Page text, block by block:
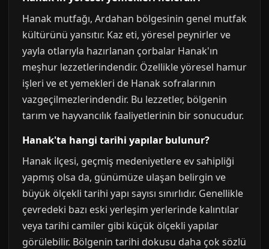
Hanak mutfağı, Ardahan bölgesinin genel mutfak
kültürünü yansıtır. Kaz eti, yöresel peynirler ve
yayla otlarıyla hazırlanan çorbalar Hanak'ın
meşhur lezzetlerindendir. Özellikle yöresel hamur
işleri ve et yemekleri de Hanak sofralarının
vazgeçilmezlerindendir. Bu lezzetler, bölgenin
tarım ve hayvancılık faaliyetlerinin bir sonucudur.
Hanak'ta hangi tarihi yapılar bulunur?
Hanak ilçesi, geçmiş medeniyetlere ev sahipliği
yapmış olsa da, günümüze ulaşan belirgin ve
büyük ölçekli tarihi yapı sayısı sınırlıdır. Genellikle
çevredeki bazı eski yerleşim yerlerinde kalıntılar
veya tarihi camiler gibi küçük ölçekli yapılar
görülebilir. Bölgenin tarihi dokusu daha çok sözlü